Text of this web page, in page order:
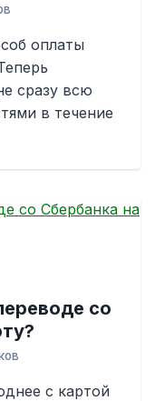
оплаты
сразу всю
в течение
со
с картой